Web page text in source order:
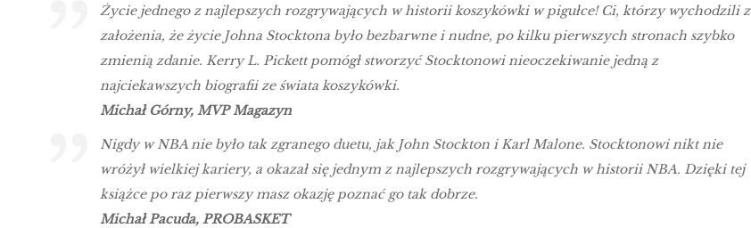
Życie jednego z najlepszych rozgrywających w historii koszykówki w pigułce! Ci, którzy wychodzili z
założenia, że życie Johna Stocktona było bezbarwne i nudne, po kilku pierwszych stronach szybko
zmienią zdanie. Kerry L. Pickett pomógł stworzyć Stocktonowi nieoczekiwanie jedną z
najciekawszych biografii ze świata koszykówki.
Michał Górny, MVP Magazyn
Nigdy w NBA nie było tak zgranego duetu, jak John Stockton i Karl Malone. Stocktonowi nikt nie
wróżył wielkiej kariery, a okazał się jednym z najlepszych rozgrywających w historii NBA. Dzięki tej
książce po raz pierwszy masz okazję poznać go tak dobrze.
Michał Pacuda, PROBASKET